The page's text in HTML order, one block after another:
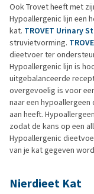
Ook Trovet heeft met
Hypoallergenic lijn een
kat. TROVET Urinary
struvietvorming.
dieetvoer ter
Hypoallergenic lijn is
uitgebalanceerde
overgevoelig is voor
naar een
aan heeft.
zodat de kans op een
Hypoallergenic
van je kat gegeven
Nierdieet Kat